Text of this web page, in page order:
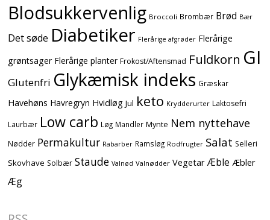
Blodsukkervenlig Broccoli Brombær Brød Bær
Det søde Diabetiker Flerårige afgrøder Flerårige
grøntsager Flerårige planter Frokost/Aftensmad Fuldkorn GI
Glutenfri Glykæmisk indeks Græskar
Havehøns Havregryn Hvidløg Jul keto Krydderurter Laktosefri
Laurbær Low carb Løg Mandler Mynte Nem nyttehave
Nødder Permakultur Rabarber Ramsløg Rodfrugter Salat Selleri
Skovhave Solbær Staude Valnød Valnødder Vegetar Æble Æbler
Æg